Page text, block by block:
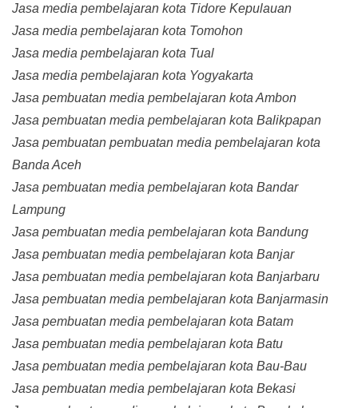
Jasa media pembelajaran kota Tidore Kepulauan
Jasa media pembelajaran kota Tomohon
Jasa media pembelajaran kota Tual
Jasa media pembelajaran kota Yogyakarta
Jasa pembuatan media pembelajaran kota Ambon
Jasa pembuatan media pembelajaran kota Balikpapan
Jasa pembuatan pembuatan media pembelajaran kota
Banda Aceh
Jasa pembuatan media pembelajaran kota Bandar
Lampung
Jasa pembuatan media pembelajaran kota Bandung
Jasa pembuatan media pembelajaran kota Banjar
Jasa pembuatan media pembelajaran kota Banjarbaru
Jasa pembuatan media pembelajaran kota Banjarmasin
Jasa pembuatan media pembelajaran kota Batam
Jasa pembuatan media pembelajaran kota Batu
Jasa pembuatan media pembelajaran kota Bau-Bau
Jasa pembuatan media pembelajaran kota Bekasi